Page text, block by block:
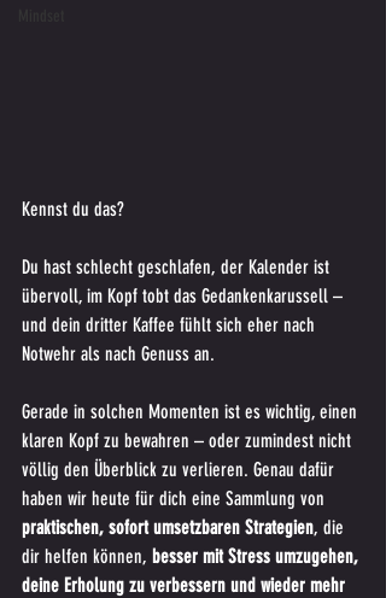
Kennst du das?
Du hast schlecht geschlafen, der Kalender ist
übervoll, im Kopf tobt das Gedankenkarussell –
und dein dritter Kaffee fühlt sich eher nach
Notwehr als nach Genuss an.
Gerade in solchen Momenten ist es wichtig, einen
klaren Kopf zu bewahren – oder zumindest nicht
völlig den Überblick zu verlieren. Genau dafür
haben wir heute für dich eine Sammlung von
praktischen, sofort umsetzbaren Strategien, die
dir helfen können, besser mit Stress umzugehen,
deine Erholung zu verbessern und wieder mehr